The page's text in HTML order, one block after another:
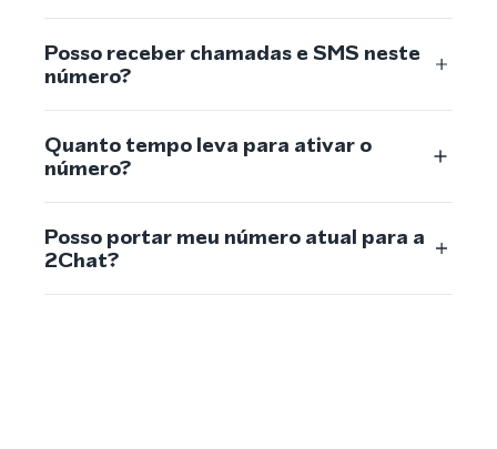
Posso receber chamadas e SMS neste
número?
Quanto tempo leva para ativar o
número?
Posso portar meu número atual para a
2Chat?